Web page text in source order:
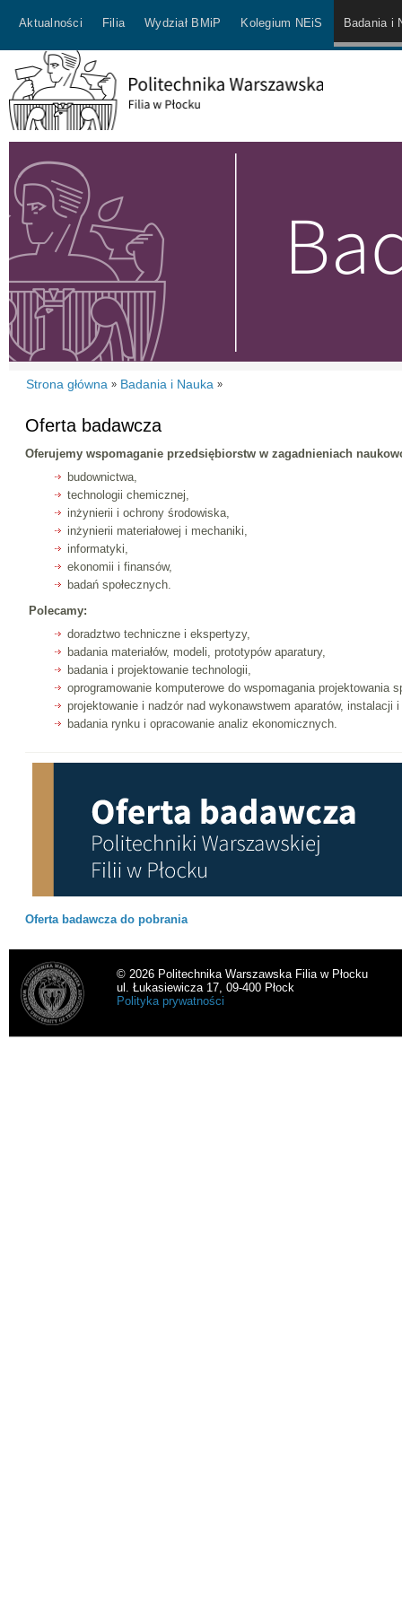
Aktualności Filia Wydział BMiP Kolegium NEiS Badania i
Strona główna » Badania i Nauka »
Oferta badawcza
Oferujemy wspomaganie przedsiębiorstw w zagadnieniach
budownictwa,
technologii chemicznej,
inżynierii i ochrony środowiska,
inżynierii materiałowej i mechaniki,
informatyki,
ekonomii i finansów,
badań społecznych.
Polecamy:
doradztwo techniczne i ekspertyzy,
badania materiałów, modeli, prototypów aparatury,
badania i projektowanie technologii,
oprogramowanie komputerowe do wspomagania projektowania
projektowanie i nadzór nad wykonawstwem aparatów, instalacji
badania rynku i opracowanie analiz ekonomicznych.
Oferta badawcza do pobrania
© 2026 Politechnika Warszawska Filia w Płocku
ul. Łukasiewicza 17, 09-400 Płock
Polityka prywatności